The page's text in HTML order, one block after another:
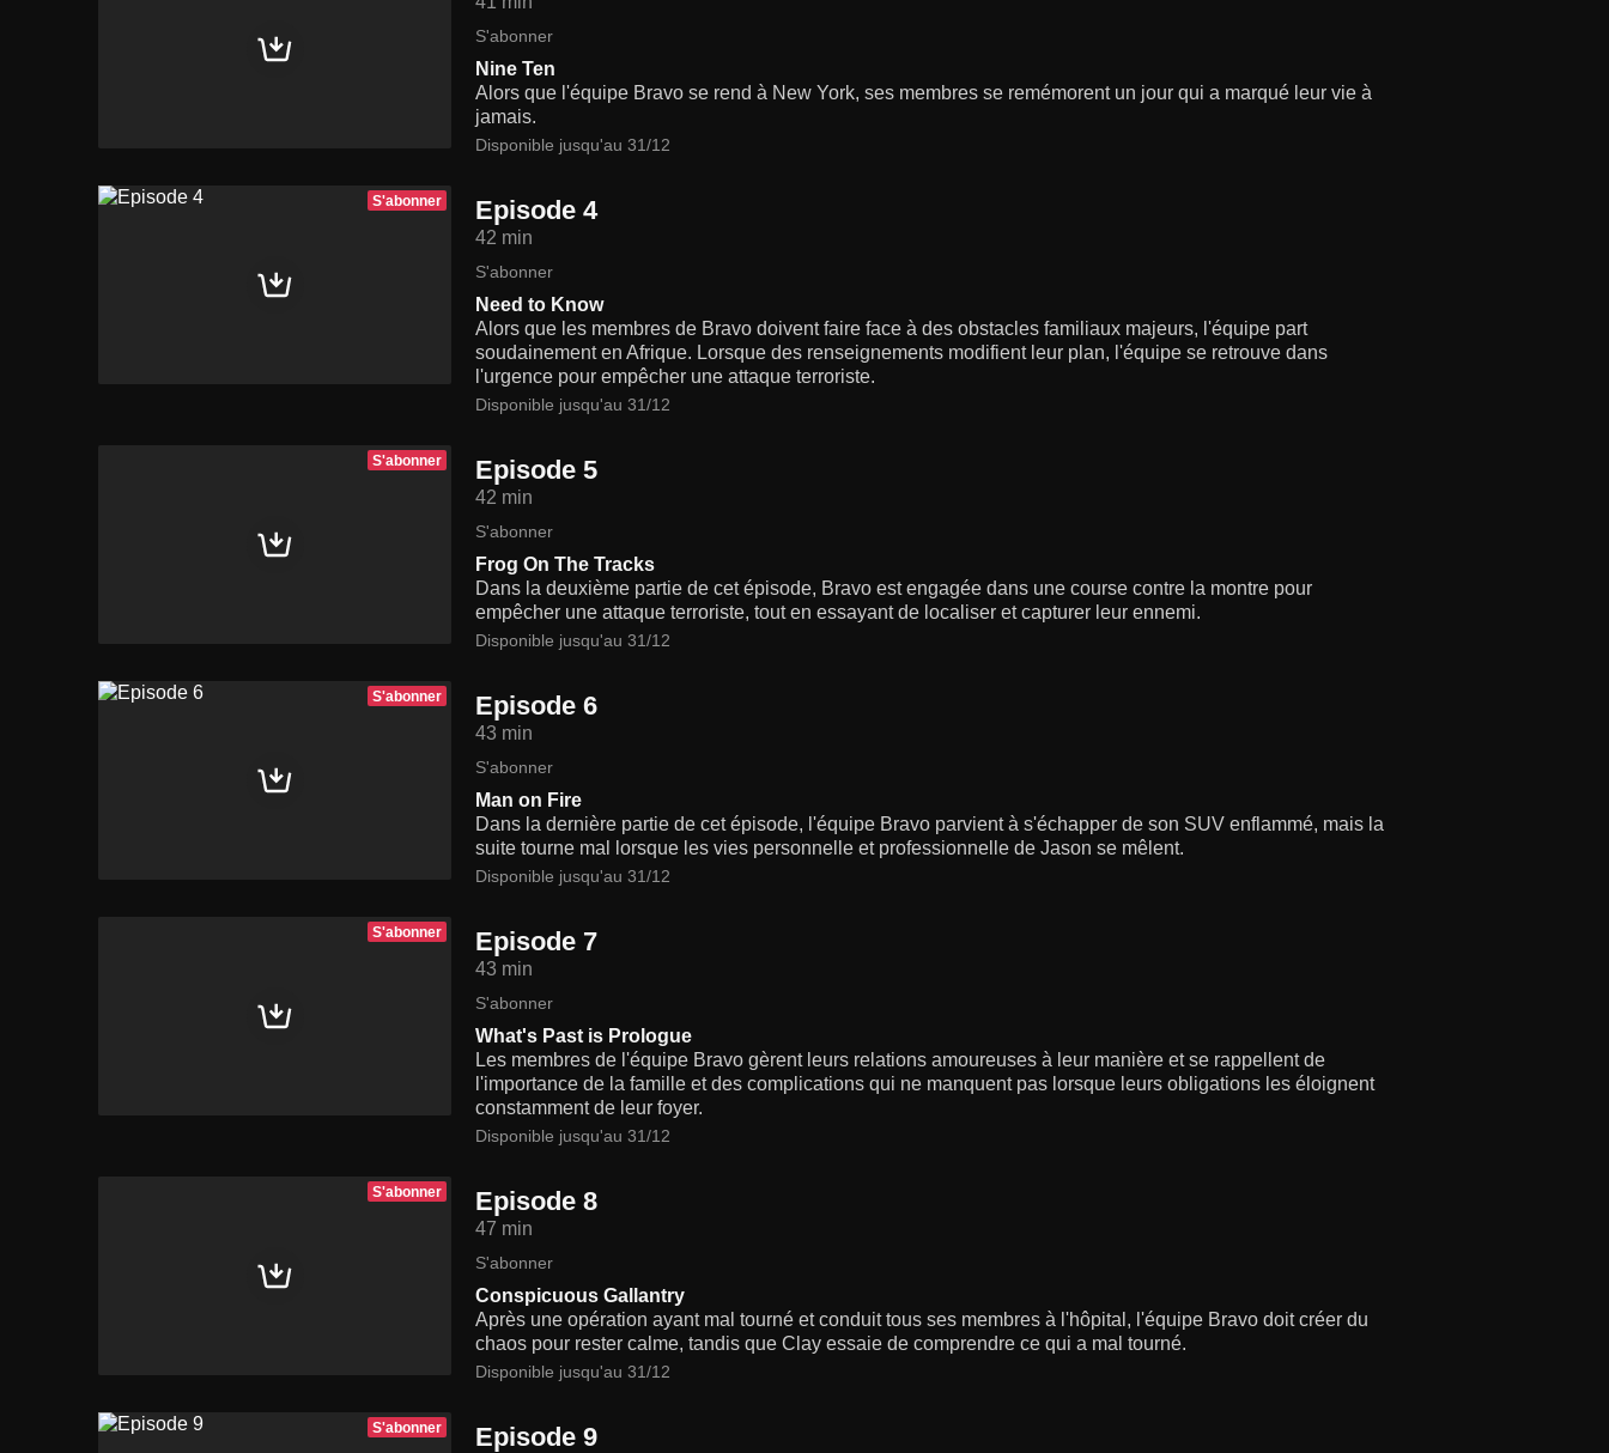
S'abonner
Nine Ten
Alors que l'équipe Bravo se rend à New York, ses membres se remémorent un jour qui a marqué leur vie à
jamais.
Disponible jusqu'au 31/12
S'abonner Episode 4
42 min
S'abonner
Need to Know
Alors que les membres de Bravo doivent faire face à des obstacles familiaux majeurs, l'équipe part
soudainement en Afrique. Lorsque des renseignements modifient leur plan, l'équipe se retrouve dans
l'urgence pour empêcher une attaque terroriste.
Disponible jusqu'au 31/12
S'abonner Episode 5
42 min
S'abonner
Frog On The Tracks
Dans la deuxième partie de cet épisode, Bravo est engagée dans une course contre la montre pour
empêcher une attaque terroriste, tout en essayant de localiser et capturer leur ennemi.
Disponible jusqu'au 31/12
S'abonner Episode 6
43 min
S'abonner
Man on Fire
Dans la dernière partie de cet épisode, l'équipe Bravo parvient à s'échapper de son SUV enflammé, mais la
suite tourne mal lorsque les vies personnelle et professionnelle de Jason se mêlent.
Disponible jusqu'au 31/12
S'abonner Episode 7
43 min
S'abonner
What's Past is Prologue
Les membres de l'équipe Bravo gèrent leurs relations amoureuses à leur manière et se rappellent de
l'importance de la famille et des complications qui ne manquent pas lorsque leurs obligations les éloignent
constamment de leur foyer.
Disponible jusqu'au 31/12
S'abonner Episode 8
47 min
S'abonner
Conspicuous Gallantry
Après une opération ayant mal tourné et conduit tous ses membres à l'hôpital, l'équipe Bravo doit créer du
chaos pour rester calme, tandis que Clay essaie de comprendre ce qui a mal tourné.
Disponible jusqu'au 31/12
S'abonner Episode 9